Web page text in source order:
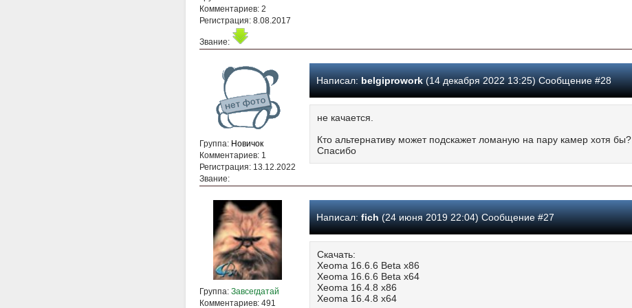
Комментариев: 2
Регистрация: 8.08.2017
Звание:
Группа: Новичок
Комментариев: 1
Регистрация: 13.12.2022
Звание:
Написал: belgiprowork(14 декабря 2022 13:25) Сообщение #28
не качается.
Кто альтернативу может подскажет ломаную на пару камер хотя бы?
Спасибо
Группа: Завсегдатай
Комментариев: 491
Написал: fich(24 июня 2019 22:04) Сообщение #27
Скачать:
Xeoma 16.6.6 Beta x86
Xeoma 16.6.6 Beta x64
Xeoma 16.4.8 x86
Xeoma 16.4.8 x64